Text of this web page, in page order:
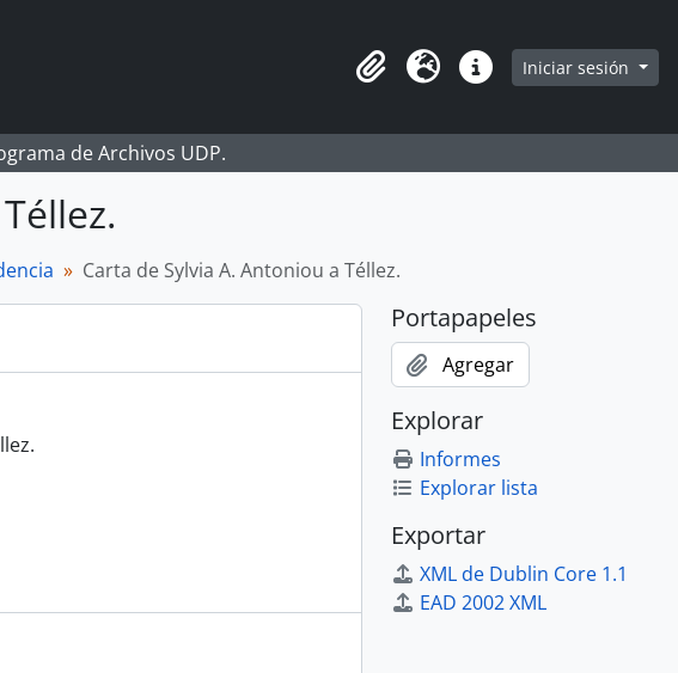
Portapapeles
Idioma Enlaces rápidos
Iniciar sesión
de Archivos UDP.
Carta de Sylvia A. Antoniou a Téllez.
Portapapeles
Agregar
Explorar
Informes
Explorar lista
Exportar
XML de Dublin Core 1.1
EAD 2002 XML